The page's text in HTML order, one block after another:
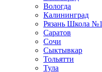
Вологда
Калининград
Рязань Школа №1
Саратов
Сочи
Сыктывкар
Тольятти
Тула